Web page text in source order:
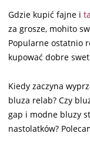
Gdzie kupić fajne i
za grosze, mohito
Popularne ostatnio
kupować dobre
Kiedy zaczyna
bluza relab? Czy
gap i modne bluzy
nastolatków?